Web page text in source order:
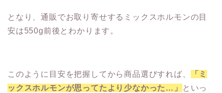
となり、通販でお取り寄せするミックスホルモンの目
安は550g前後とわかります。
このように目安を把握してから商品選びすれば、
「ミ
ックスホルモンが思ってたより少なかった…」
といっ